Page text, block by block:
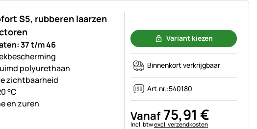
S5, rubberen laarzen
37 t/m 46
polyurethaan
zichtbaarheid
°C
en zuren
Variant kiezen
Binnenkort verkrijgbaar
Art.nr.:540180
Vanaf 75,91 €
Belastinginformatie:
Incl. btwexcl. verzendkosten